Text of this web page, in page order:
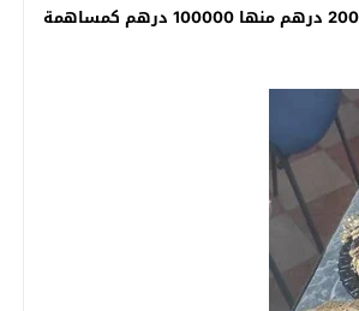
في المقابل أظهرت التعاونية التزاما قويا بالمشروع ،حيث ساهمت بمبلغ 200000 درهم منها 100000 درهم كمساهمة